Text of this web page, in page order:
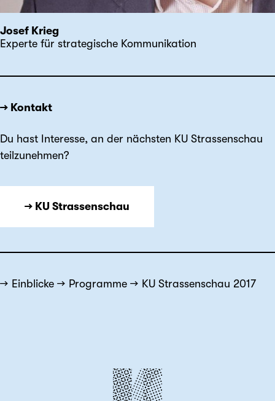
Josef Krieg
Experte für strategische Kommunikation
→ Kontakt
Du hast Interesse, an der nächsten KU Strassenschau
teilzunehmen?
→ KU Strassenschau
Einblicke Programme KU Strassenschau 2017